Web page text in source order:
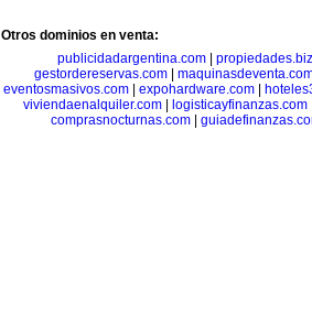
Otros dominios en venta:
publicidadargentina.com| propiedades.biz
gestordereservas.com|
eventosmasivos.com
expohardware.com
viviendaenalquiler.com
logisticayfinanzas.com
comprasnocturnas.com